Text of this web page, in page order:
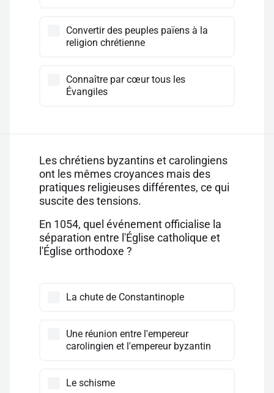
Convertir des peuples païens à la
religion chrétienne
Connaître par cœur tous les
Évangiles
Les chrétiens byzantins et carolingiens
ont les mêmes croyances mais des
pratiques religieuses différentes, ce qui
suscite des tensions.
En 1054, quel événement officialise la
séparation entre l'Église catholique et
l'Église orthodoxe ?
La chute de Constantinople
Une réunion entre l'empereur
carolingien et l'empereur byzantin
Le schisme